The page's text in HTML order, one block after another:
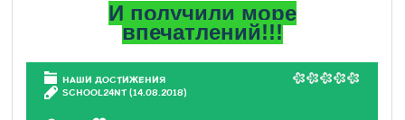
И получили море
впечатлений!!!
НАШИ ДОСТИЖЕНИЯ
SCHOOL24NT (14.08.2018)